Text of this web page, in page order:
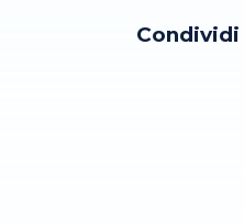
Condividi